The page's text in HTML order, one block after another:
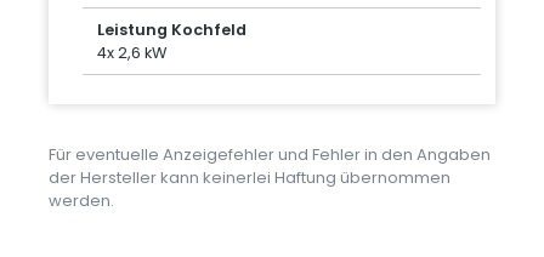
Leistung Kochfeld
4x 2,6 kW
Für eventuelle Anzeigefehler und Fehler in den Angaben
der Hersteller kann keinerlei Haftung übernommen
werden.